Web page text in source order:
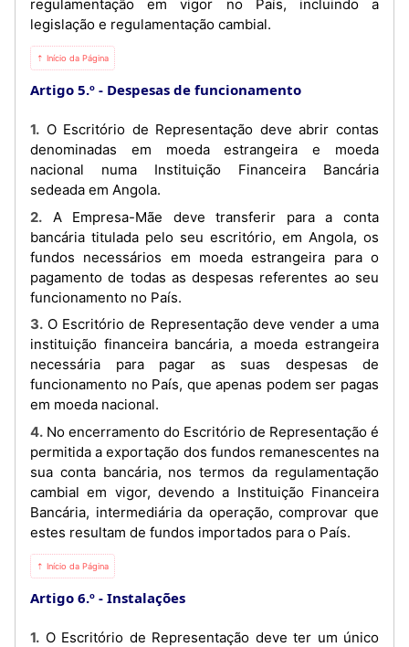
regulamentação em vigor no País, incluindo a
legislação e regulamentação cambial.
⇡ Início da Página
Artigo 5.º Despesas de funcionamento
1. O Escritório de Representação deve abrir contas
denominadas em moeda estrangeira e moeda
nacional numa Instituição Financeira Bancária
sedeada em Angola.
2. A Empresa-Mãe deve transferir para a conta
bancária titulada pelo seu escritório, em Angola, os
fundos necessários em moeda estrangeira para o
pagamento de todas as despesas referentes ao seu
funcionamento no País.
3. O Escritório de Representação deve vender a uma
instituição financeira bancária, a moeda estrangeira
necessária para pagar as suas despesas de
funcionamento no País, que apenas podem ser pagas
em moeda nacional.
4. No encerramento do Escritório de Representação é
permitida a exportação dos fundos remanescentes na
sua conta bancária, nos termos da regulamentação
cambial em vigor, devendo a Instituição Financeira
Bancária, intermediária da operação, comprovar que
estes resultam de fundos importados para o País.
⇡ Início da Página
Artigo 6.º Instalações
1. O Escritório de Representação deve ter um único